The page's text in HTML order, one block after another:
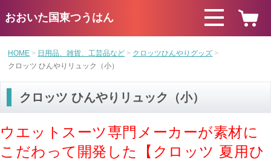
おおいた国東つうはん
HOME 日用品、雑貨、工芸品など
クロッツひんやりグッズ
クロッツ ひんやりリュック（小）
クロッツ ひんやりリュック（小）
ウエットスーツ専門メーカーが素材に
こだわって開発した【クロッツ 夏用ひ